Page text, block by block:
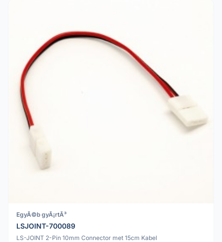
EgyÃ©b gyÃ¡rtÃ³
LSJOINT-700089
LS-JOINT 2-Pin 10mm Connector met 15cm Kabel